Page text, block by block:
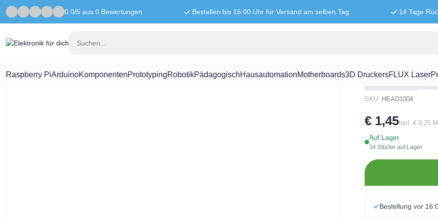
0.0/5 aus 0 Bewertungen Bestellen bis 16:00 Uhr für Versand am selben Tag 14 Tage
Raspberry PiArduinoKomponentenPrototypingRobotikPädagogischHausautomationMotherboards3D DruckersFLUX Laser
Startseite Prototyping 80 Pins (2x40) Stecker/Stecker-Stiftleiste – abgewinkelt
80 Pins
SKU: HEAD1004
€ 1,45 Incl. € 0,25
Auf Lager
34 Stücke auf Lager
Bestellung vor